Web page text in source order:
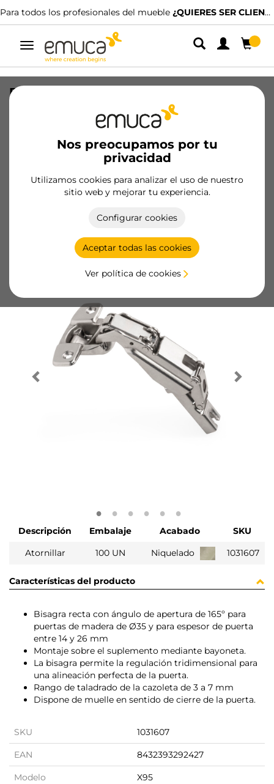
Para todos los profesionales del mueble ¿QUIERES SER CLIENTE?
Alternar
navegación
Nos preocupamos por tu
privacidad
Utilizamos cookies para analizar el uso de nuestro
sitio web y mejorar tu experiencia.
Configurar cookies
Aceptar todas las cookies
Ver política de cookies
Bisagra recta X95 apertura 165 grados,
Atornillar, Acero, Niquelado
Productos esenciales
Hazte cliente
Descripción Embalaje Acabado
SKU
Atornillar
100 UN Niquelado 1031607
Características del producto
Bisagra recta con ángulo de apertura de 165º para
puertas de madera de Ø35 y para espesor de puerta
entre 14 y 26 mm
Montaje sobre el suplemento mediante bayoneta.
La bisagra permite la regulación tridimensional para
una alineación perfecta de la puerta.
Rango de taladrado de la cazoleta de 3 a 7 mm
Dispone de muelle en sentido de cierre de la puerta.
SKU 1031607
EAN 8432393292427
Modelo X95